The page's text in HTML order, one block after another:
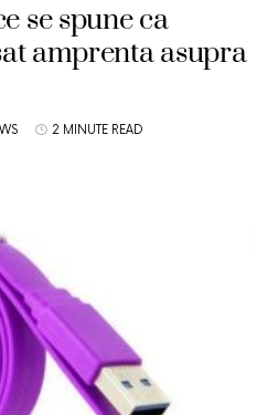
se spune ca
amprenta asupra
2 MINUTE READ